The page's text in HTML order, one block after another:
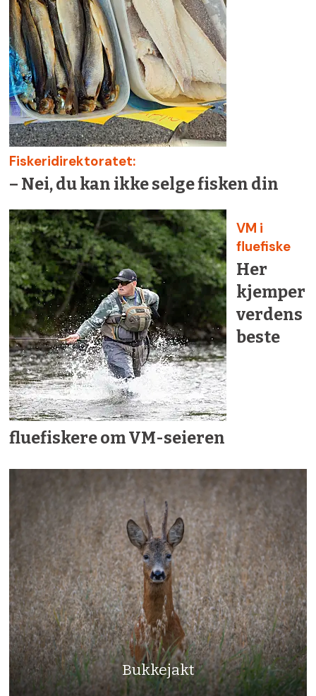
Fiskeridirektoratet:
– Nei, du kan ikke selge fisken din
VM i
fluefiske
Her
kjemper
verdens
beste
fluefiskere om VM-seieren
Bukkejakt